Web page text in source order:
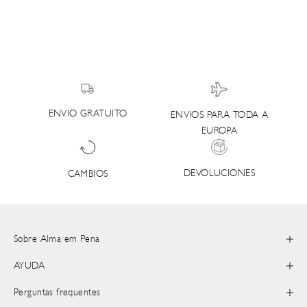
ENVIO GRATUITO
ENVIOS PARA TODA A
EUROPA
CAMBIOS DEVOLUCIONES
Sobre Alma em Pena
AYUDA
Perguntas frequentes